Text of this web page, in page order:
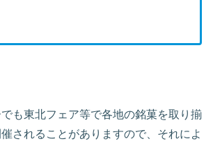
も東北フェア等で各地の銘菓を取り揃
されることがありますので、それによ